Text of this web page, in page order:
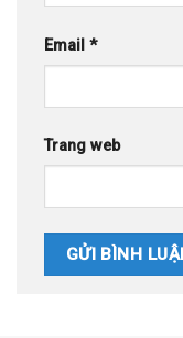
Email *
Trang web